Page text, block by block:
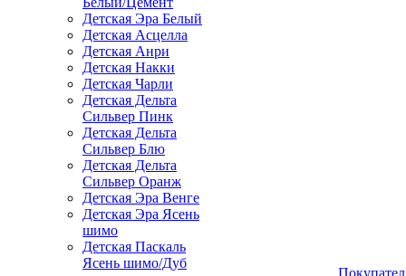
Детская Эра Белый
Детская Асцелла
Детская Анри
Детская Накки
Детская Чарли
Детская Дельта
Сильвер Пинк
Детская Дельта
Сильвер Блю
Детская Дельта
Сильвер Оранж
Детская Эра Венге
Детская Эра Ясень
шимо
Детская Паскаль
Ясень шимо/Дуб